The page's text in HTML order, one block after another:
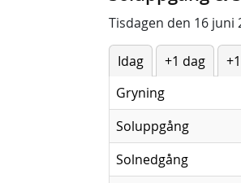
Tisdagen den 16 juni
Idag +1 dag
Gryning
Soluppgång
Solnedgång